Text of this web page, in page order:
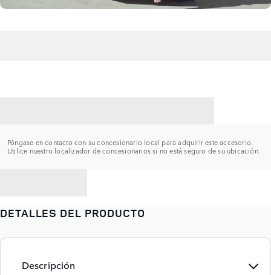
Póngase en contacto con su concesionario local para adquirir este accesorio.
Utilice nuestro localizador de concesionarios si no está seguro de su ubicación.
DETALLES DEL PRODUCTO
Descripción